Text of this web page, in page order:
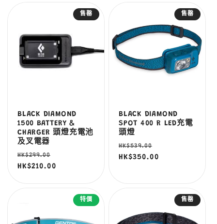
售罄
BLACK DIAMOND
1500 BATTERY &
CHARGER 頭燈充電池
及叉電器
定
價
HK$299.00
價
HK$210.00
售罄
BLACK DIAMOND
SPOT 400 R LED充電
頭燈
定
價
HK$539.00
價
HK$350.00
特價 售罄